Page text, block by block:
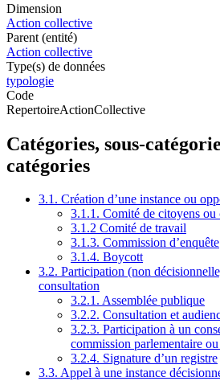
Dimension
Action collective
Parent (entité)
Action collective
Type(s) de données
typologie
Code
RepertoireActionCollective
Catégories, sous-
catégories
3.1. Création d’une instance ou
3.1.1. Comité de citoyens
3.1.2 Comité de travail
3.1.3. Commission d’enquête
3.1.4. Boycott
3.2. Participation (non
consultation
3.2.1. Assemblée publique
3.2.2. Consultation et
3.2.3. Participation à un
commission parlementaire
3.2.4. Signature d’un registre
3.3. Appel à une instance